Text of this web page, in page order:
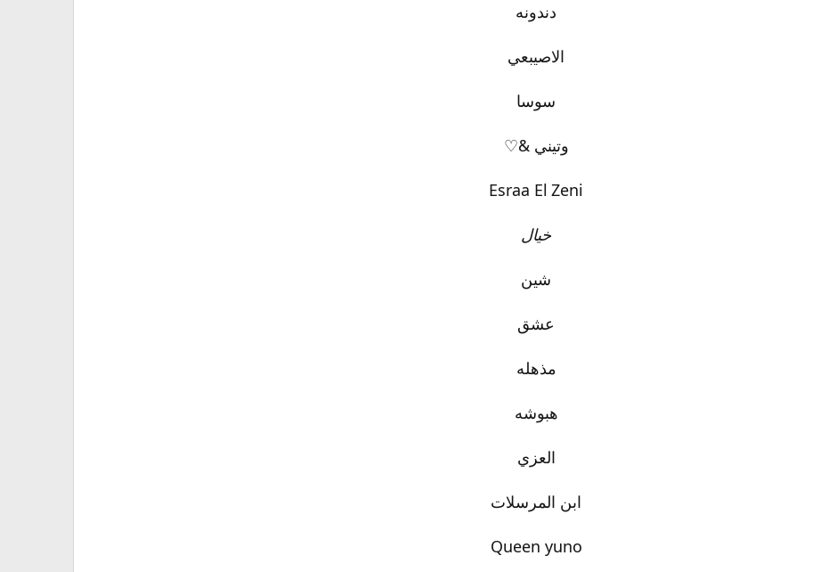
دندونه
الاصيبعي
سوسا
وتيني &♡
Esraa El Zeni
خيال
شين
عشق
مذهله
هبوشه
العزي
ابن المرسلات
Queen yuno